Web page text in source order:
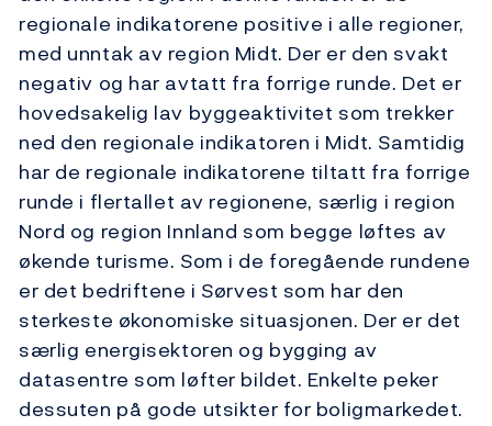
regionale indikatorene positive i alle regioner,
med unntak av region Midt. Der er den svakt
negativ og har avtatt fra forrige runde. Det er
hovedsakelig lav byggeaktivitet som trekker
ned den regionale indikatoren i Midt. Samtidig
har de regionale indikatorene tiltatt fra forrige
runde i flertallet av regionene, særlig i region
Nord og region Innland som begge løftes av
økende turisme. Som i de foregående rundene
er det bedriftene i Sørvest som har den
sterkeste økonomiske situasjonen. Der er det
særlig energisektoren og bygging av
datasentre som løfter bildet. Enkelte peker
dessuten på gode utsikter for boligmarkedet.